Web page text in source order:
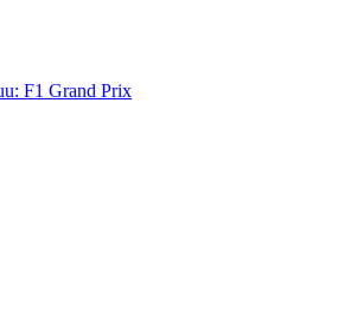
F1 Grand Prix